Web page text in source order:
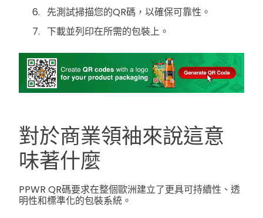
先測試掃描您的QR碼，以確保可靠性。
下載並列印在所需的包裝上。
對於商業領袖來說這意
味著什麼
PPWR QR碼要求在整個歐洲建立了更具可持續性、透
明性和標準化的包裝系統。